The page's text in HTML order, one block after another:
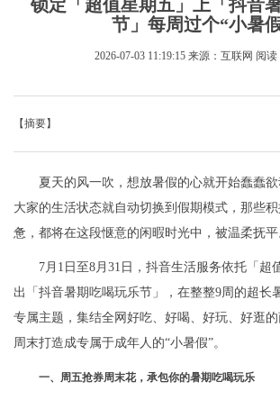
锁定「超值星期五」上「抖音
节」每周过个“小暑
2026-07-03 11:19:15 来源：互联网 阅读
【摘要】
夏天的风一吹，想放暑假的心就开始蠢蠢欲
大家的生活状态就自动切换到假期模式，那些
惫，都将在这段惬意的闲暇时光中，被温柔抚平
7月1日至8月31日，抖音生活服务依托「超
出「抖音暑期吃喝玩乐节」，在整整9周的超长
专属主题，集结全网好吃、好喝、好玩、好逛
周末打造成专属于成年人的“小暑假”。
一、周五抢券周末花，承包你的暑期吃喝玩乐